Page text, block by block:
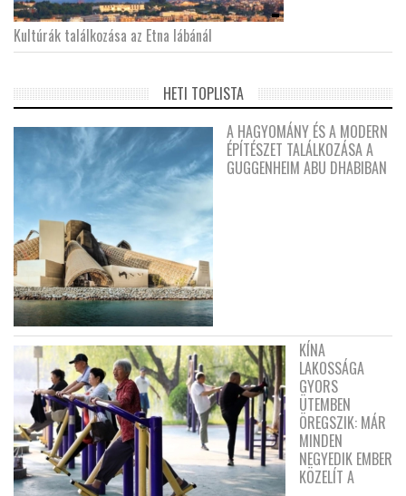
Kultúrák találkozása az Etna lábánál
HETI TOPLISTA
A HAGYOMÁNY ÉS A MODERN
ÉPÍTÉSZET TALÁLKOZÁSA A
GUGGENHEIM ABU DHABIBAN
KÍNA
LAKOSSÁGA
GYORS
ÜTEMBEN
ÖREGSZIK: MÁR
MINDEN
NEGYEDIK EMBER
KÖZELÍT A